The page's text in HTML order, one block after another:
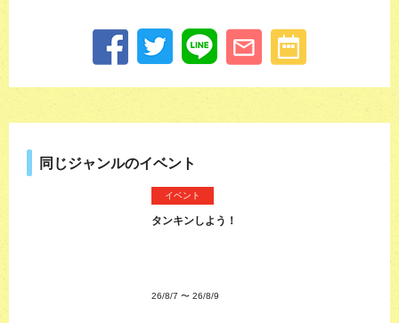
同じジャンルのイベント
イベント
タンキンしよう！
26/8/7 〜 26/8/9